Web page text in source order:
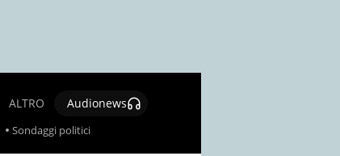
ALTRO
Audionews
Sondaggi politici